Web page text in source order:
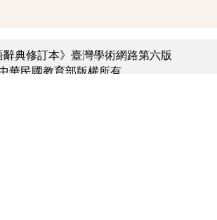
辭典修訂本》臺灣學術網路第六版
華民國教育部版權所有